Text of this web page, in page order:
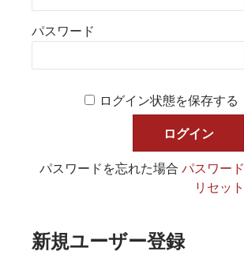
パスワード
ログイン状態を保存する
パスワードを忘れた場合パスワード
リセット
新規ユーザー登録